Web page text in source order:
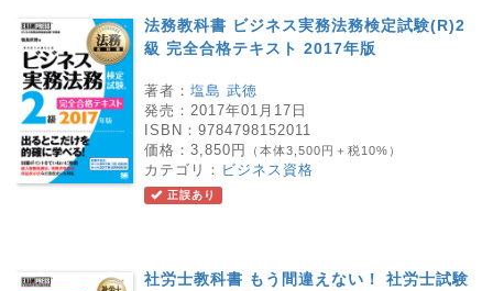
法務教科書 ビジネス実務法務検定試験(R)2
級 完全合格テキスト 2017年版
著者： 塩島 武徳
発売： 2017年01月17日
ISBN： 9784798152011
価格： 3,850円 （本体3,500円＋税10%）
カテゴリ： ビジネス資格
正誤あり
社労士教科書 もう間違えない！ 社労士試験